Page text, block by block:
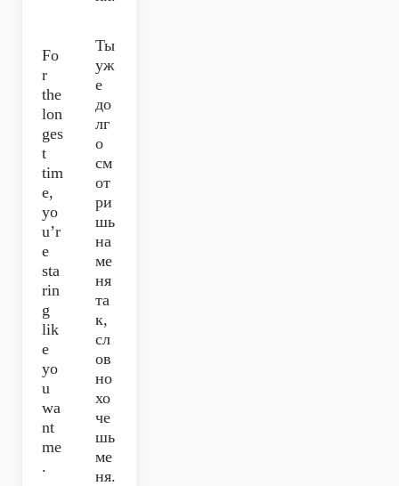
Fo
r
the
lon
ges
t
tim
e,
yo
u’r
e
sta
rin
g
lik
e
yo
u
wa
nt
me
.
Ты
уж
е
до
лг
о
см
от
ри
шь
на
ме
ня
та
к,
сл
ов
но
хо
че
шь
ме
ня.